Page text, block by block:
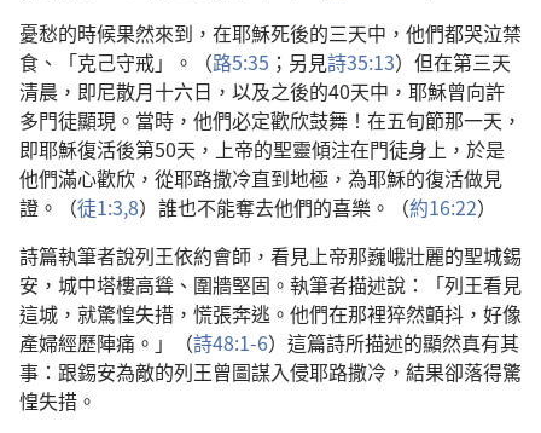
憂愁的時候果然來到，在耶穌死後的三天中，他們都哭泣禁
食、「克己守戒」。（路5:35 ；另見詩35:13）但在第三天
清晨，即尼散月十六日，以及之後的40天中，耶穌曾向許
多門徒顯現。當時，他們必定歡欣鼓舞！在五旬節那一天，
即耶穌復活後第50天，上帝的聖靈傾注在門徒身上，於是
他們滿心歡欣，從耶路撒冷直到地極，為耶穌的復活做見
證。（徒1:3,8）誰也不能奪去他們的喜樂。（約16:22）
詩篇執筆者說列王依約會師，看見上帝那巍峨壯麗的聖城錫
安，城中塔樓高聳、圍牆堅固。執筆者描述說：「列王看見
這城，就驚惶失措，慌張奔逃。他們在那裡猝然顫抖，好像
產婦經歷陣痛。」（詩48:1-6）這篇詩所描述的顯然真有其
事：跟錫安為敵的列王曾圖謀入侵耶路撒冷，結果卻落得驚
惶失措。